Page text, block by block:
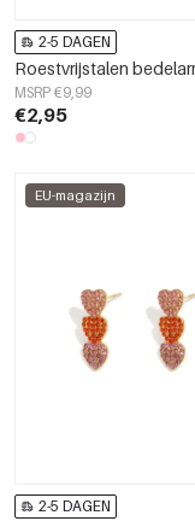
2-5 DAGEN
MSRP €9,99
€2,95
EU-magazijn
2-5 DAGEN